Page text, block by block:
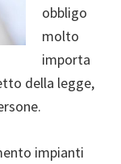
obbligo
molto
importa
della legge,
impianti